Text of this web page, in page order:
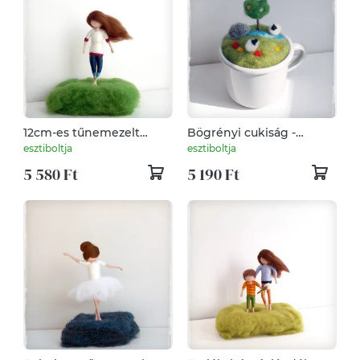
12cm-es tűnemezelt
figura - leírás, fénykép
alapján
esztiboltja
5 580 Ft
Bögrényi cukiság -
tűnemezelt dísz
esztiboltja
5 190 Ft